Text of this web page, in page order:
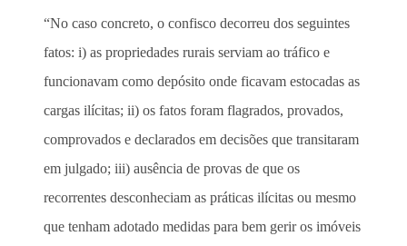
“No caso concreto, o confisco decorreu dos seguintes
fatos: i) as propriedades rurais serviam ao tráfico e
funcionavam como depósito onde ficavam estocadas as
cargas ilícitas; ii) os fatos foram flagrados, provados,
comprovados e declarados em decisões que transitaram
em julgado; iii) ausência de provas de que os
recorrentes desconheciam as práticas ilícitas ou mesmo
que tenham adotado medidas para bem gerir os imóveis